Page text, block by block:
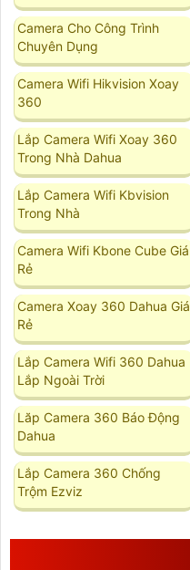
Camera Cho Công Trình
Chuyên Dụng
Camera Wifi Hikvision Xoay
360
Lắp Camera Wifi Xoay 360
Trong Nhà Dahua
Lắp Camera Wifi Kbvision
Trong Nhà
Camera Wifi Kbone Cube Giá
Rẻ
Camera Xoay 360 Dahua Giá
Rẻ
Lắp Camera Wifi 360 Dahua
Lắp Ngoài Trời
Lăp Camera 360 Báo Động
Dahua
Lắp Camera 360 Chống
Trộm Ezviz